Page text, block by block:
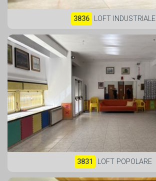
3836 LOFT INDUSTRIALE
3831 LOFT POPOLARE